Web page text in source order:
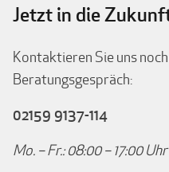
Jetzt in die
Kontaktieren Sie uns
Beratungsgespräch:
02159 9137-114
Mo. – Fr.: 08:00 – 17:00 Uhr